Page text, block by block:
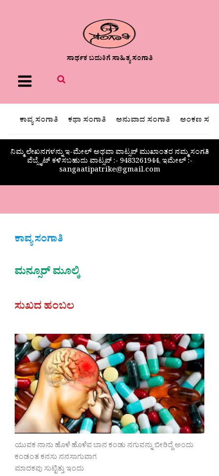
ಸಾರ್ಥಕ ಬದುಕಿಗೆ ಸಾಹಿತ್ಯ ಸಂಗಾತಿ
Menu
ಕಾವ್ಯ ಸಂಗಾತಿ ಕಥಾ ಸಂಗಾತಿ ಅನುವಾದ ಸಂಗಾತಿ ಅಂಕಣ
ನಿಮ್ಮ ಲೇಖನಗಳನ್ನು ಇ-ಮೇಲ್ ಅಥವಾ ವಾಟ್ಸಪ್ ಮುಖಾಂತರ ನಮ್ಮ ಸಂಗತಿ
ವೆಬ್ಸೈಟ್ ಕಳಿಸಬಹುದು ವಾಟ್ಸಪ್‌ :- 9483261944, ಇಮೇಲ್ :-
sangaatipatrike@gmail.com
ಕಾವ್ಯ ಸಂಗಾತಿ
ಮನ್ಸೂರ್ ಮೂಲ್ಕಿ
ಸುಖದ ಹಂಬಲ
ಯುವಕ ನಾನು ಹೊಳೆ ಹೊಳೆವ ಬಾನ ಕಂಡು ನಗುವನ್ನು ಬೀರಿದ್ದೆ ಅಂದು
ಕಂಡಂತ ಕನಸು ನನಸಾಗುವಾಗ
ಮಾದಕವು ಸುಟ್ಟಿತ್ತು ಇಂದು